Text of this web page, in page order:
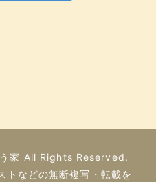
家 All Rights Reserved.
トなどの無断複写・転載を